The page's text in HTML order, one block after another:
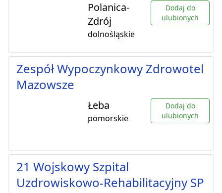
Polanica-
Zdrój
dolnośląskie
Dodaj do
ulubionych
Zespół Wypoczynkowy Zdrowotel
Mazowsze
Łeba
pomorskie
Dodaj do
ulubionych
21 Wojskowy Szpital
Uzdrowiskowo-Rehabilitacyjny SP